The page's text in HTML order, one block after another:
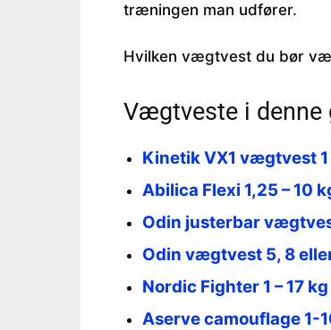
træningen man udfører.
Hvilken vægtvest du bør
Vægtveste i denne
Kinetik VX1 vægtvest
Abilica Flexi 1,25 – 10
Odin justerbar
Odin vægtvest 5, 8
Nordic Fighter 1 – 17 kg
Aserve camouflage 1-